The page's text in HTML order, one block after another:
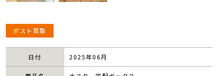
ポスト買取
日付 2025年06月